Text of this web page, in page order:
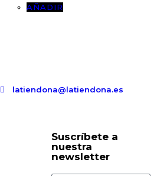
AÑADIR
latiendona@latiendona.es
Suscríbete a
nuestra
newsletter